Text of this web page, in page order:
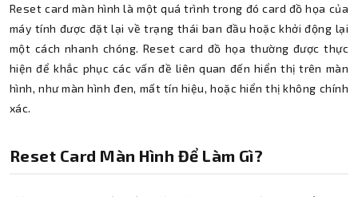
Reset card màn hình là một quá trình trong đó card đồ họa của
máy tính được đặt lại về trạng thái ban đầu hoặc khởi động lại
một cách nhanh chóng. Reset card đồ họa thường được thực
hiện để khắc phục các vấn đề liên quan đến hiển thị trên màn
hình, như màn hình đen, mất tín hiệu, hoặc hiển thị không chính
xác.
Reset Card Màn Hình Để Làm Gì?